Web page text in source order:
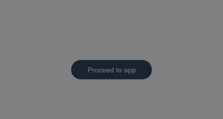
Proceed to app